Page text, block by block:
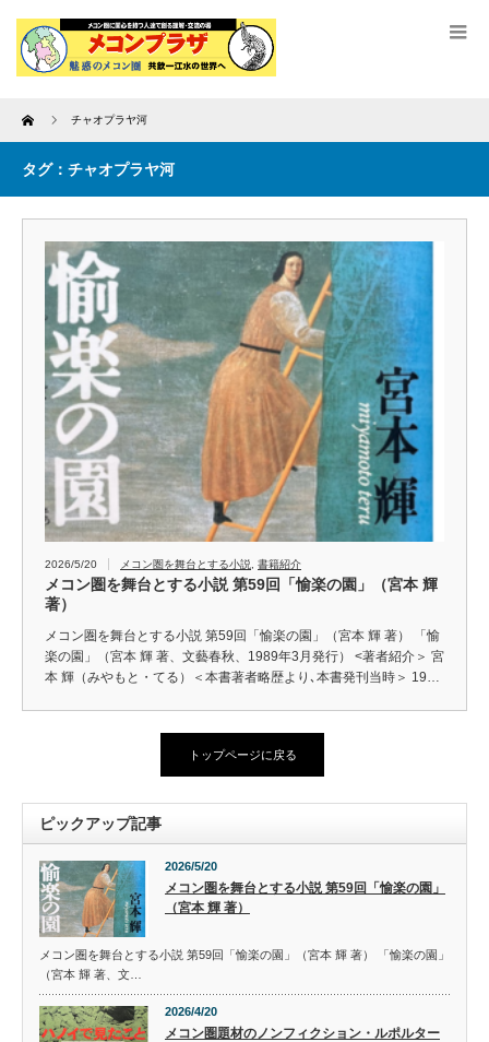
Home チャオプラヤ河
タグ：チャオプラヤ河
2026/5/20 メコン圏を舞台とする小説 書籍紹介
メコン圏を舞台とする小説 第59回「愉楽の園」（宮本 輝
著）
メコン圏を舞台とする小説 第59回「愉楽の園」（宮本 輝 著） 「愉
楽の園」（宮本 輝 著、文藝春秋、1989年3月発行） <著者紹介＞ 宮
本 輝（みやもと・てる）＜本書著者略歴より､本書発刊当時＞ 19…
トップページに戻る
ピックアップ記事
2026/5/20
メコン圏を舞台とする小説 第59回「愉楽の園」
（宮本 輝 著）
メコン圏を舞台とする小説 第59回「愉楽の園」（宮本 輝 著） 「愉楽の園」
（宮本 輝 著、文…
2026/4/20
メコン圏題材のノンフィクション・ルポルター